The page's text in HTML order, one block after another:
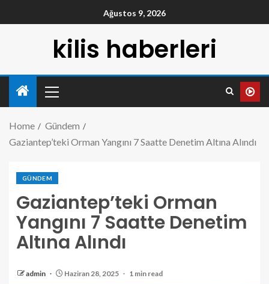
Ağustos 9, 2026
kilis haberleri
Home
Gündem
Gaziantep’teki Orman Yangını 7 Saatte Denetim Altına Alındı
GÜNDEM
Gaziantep’teki Orman
Yangını 7 Saatte Denetim
Altına Alındı
admin Haziran 28, 2025 1 min read